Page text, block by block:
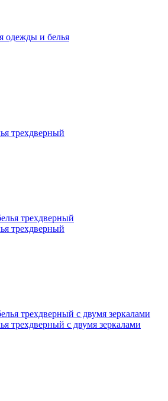
одежды и белья
трехдверный
трехдверный
трехдверный с двумя зеркалами